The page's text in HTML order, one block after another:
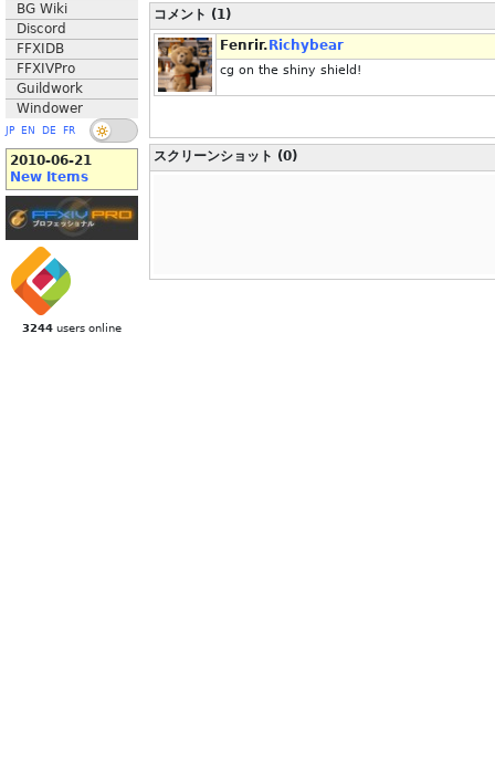
BG Wiki
Discord
FFXIDB
FFXIVPro
Guildwork
Windower
JP EN DE FR
2010-06-21
New Items
3244 users online
コメント (1)
Fenrir. Richybear
cg on the shiny shield!
スクリーンショット (0)